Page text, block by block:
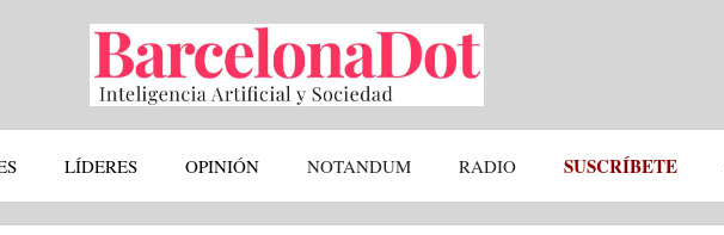
LÍDERES OPINIÓN NOTANDUM RADIO SUSCRÍBETE